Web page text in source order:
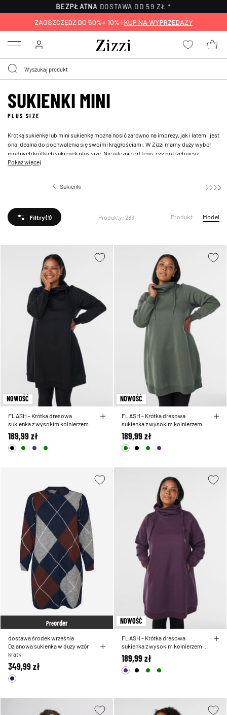
30-DNINA ZWROT*
ZAOSZCZĘDŹ DO 50%+ 10% | KUP NA WYPRZEDAŻY
Menu
SUKIENKI MINI
PLUS SIZE
Krótką sukienkę lub mini sukienkę można nosić zarówno na imprezy, jak i latem i jest
ona idealna do pochwalenia się swoimi krągłościami. W Zizzi mamy duży wybór
modnych krótkich sukienek plus size. Niezależnie od tego, czy potrzebujesz
sukienki na imprezę, czy krótkiej sukienki z długim rękawem, znajdziesz sukienkę,
Pokaż więcej
Sukienki
Filtry(1) Produkty: 283 Produkt Model
NOWOŚĆ
FLASH - Krótka dresowa
sukienka z wysokim kolnierzem i
kieszeniami
189,99 zł
NOWOŚĆ
FLASH - Krótka dresowa
sukienka z wysokim kolnierzem i
kieszeniami
189,99 zł
Preorder
dostawa środek września
Dzianowa sukienka w duzy wzór
kratki
349,99 zł
NOWOŚĆ
FLASH - Krótka dresowa
sukienka z wysokim kolnierzem i
kieszeniami
189,99 zł